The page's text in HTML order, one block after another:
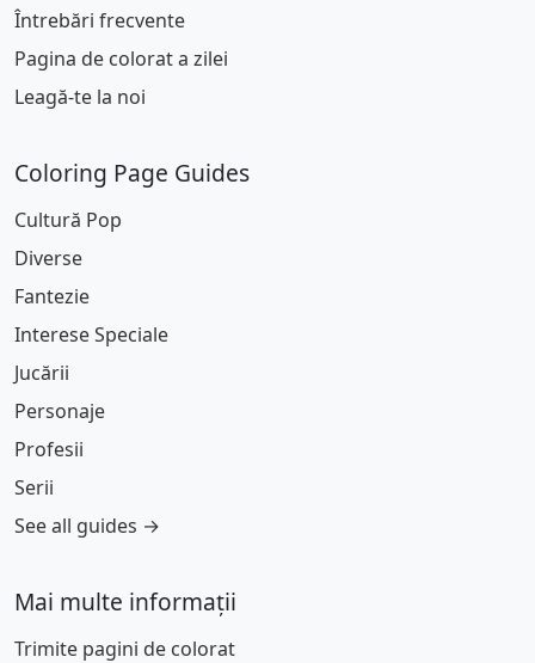
Întrebări frecvente
Pagina de colorat a zilei
Leagă-te la noi
Coloring Page Guides
Cultură Pop
Diverse
Fantezie
Interese Speciale
Jucării
Personaje
Profesii
Serii
See all guides →
Mai multe informații
Trimite pagini de colorat